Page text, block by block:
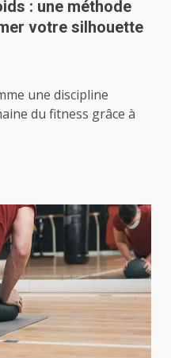
: une méthode
votre silhouette
une discipline
du fitness grâce à